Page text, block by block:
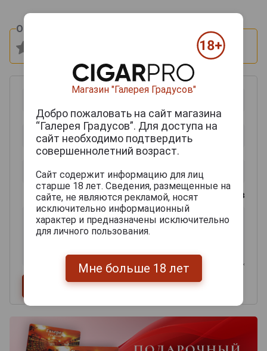
Оцените и напишите отзыв:
0из 2000 знаков
Магазин "Галерея Градусов"
Добро пожаловать на сайт магазина
“Галерея Градусов”. Для доступа на
сайт необходимо подтвердить
совершеннолетний возраст.
Сайт содержит информацию для лиц
старше 18 лет. Сведения, размещенные на
сайте, не являются рекламой, носят
исключительно информационный
характер и предназначены исключительно
для личного пользования.
Мне больше 18 лет